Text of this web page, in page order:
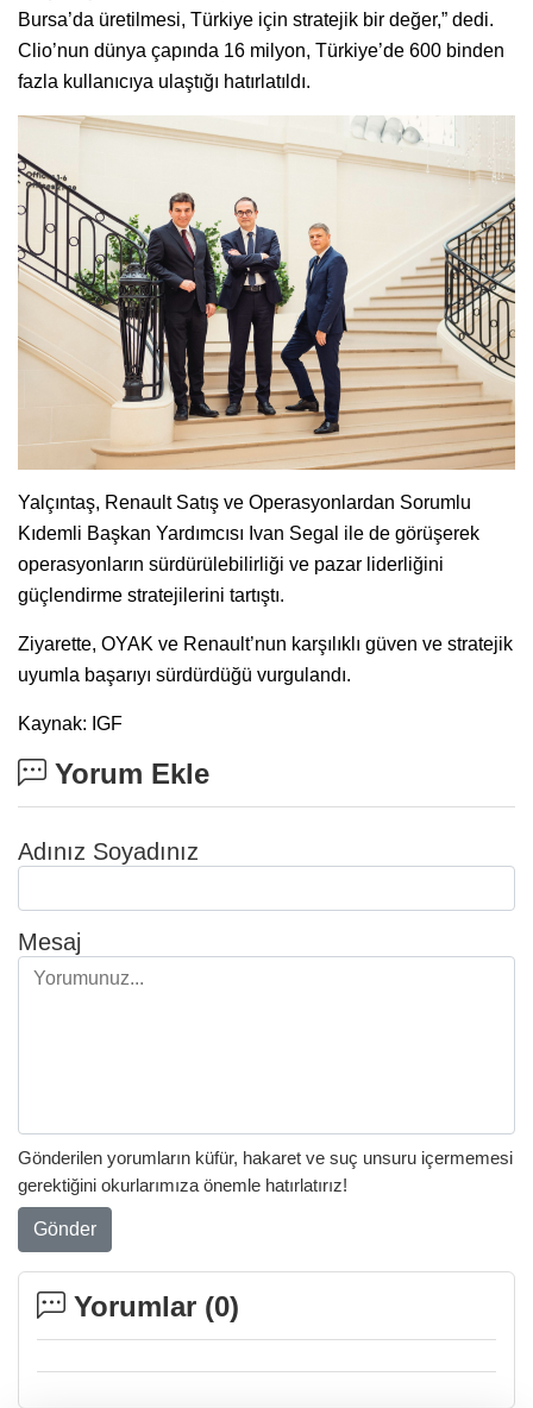
Bursa’da üretilmesi, Türkiye için stratejik bir değer,” dedi.
Clio’nun dünya çapında 16 milyon, Türkiye’de 600 binden
fazla kullanıcıya ulaştığı hatırlatıldı.
Yalçıntaş, Renault Satış ve Operasyonlardan Sorumlu
Kıdemli Başkan Yardımcısı Ivan Segal ile de görüşerek
operasyonların sürdürülebilirliği ve pazar liderliğini
güçlendirme stratejilerini tartıştı.
Ziyarette, OYAK ve Renault’nun karşılıklı güven ve stratejik
uyumla başarıyı sürdürdüğü vurgulandı.
Kaynak: IGF
Yorum Ekle
Adınız Soyadınız
Mesaj
Gönderilen yorumların küfür, hakaret ve suç unsuru içermemesi
gerektiğini okurlarımıza önemle hatırlatırız!
Gönder
Yorumlar (0)